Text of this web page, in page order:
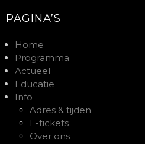
PAGINA’S
Home
Programma
Actueel
Educatie
Info
Adres & tijden
E-tickets
Over ons